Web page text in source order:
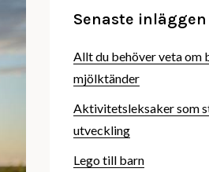
Senaste inläggen
Allt du behöver veta om
mjölktänder
Aktivitetsleksaker som
utveckling
Lego till barn